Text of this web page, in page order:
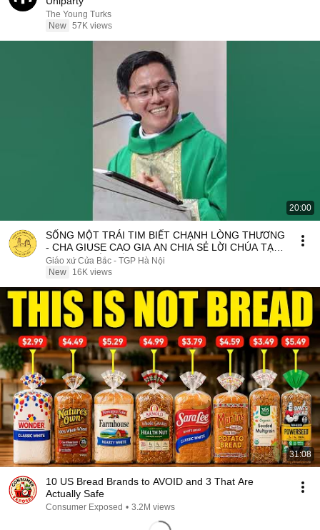
The Young Turks
New 57K views
20:00
SỐNG MỘT TRÁI TIM BIẾT CHẠNH LÒNG THƯƠNG
- CHA GIUSE CAO GIA AN CHIA SẺ LỜI CHÚA TẠI
GIÁO XỨ CỬA BẮC
Giáo xứ Cửa Bắc - TGP Hà Nội
New
16K views
31:08
10 US Bread Brands to AVOID and 3 That Are
Actually Safe
Consumer Exposed • 3.2M views